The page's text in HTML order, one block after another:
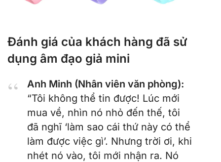
Đánh giá của khách hàng đã sử
dụng âm đạo giả mini
Anh Minh (Nhân viên văn phòng):
“Tôi không thể tin được! Lúc mới
mua về, nhìn nó nhỏ đến thế, tôi
đã nghĩ ‘làm sao cái thứ này có thể
làm được việc gì’. Nhưng trời ơi, khi
nhét nó vào, tôi mới nhận ra. Nó